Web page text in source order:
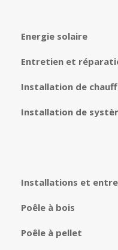
Energie solaire
Entretien et
Installation de
Installation de
Installations et
Poêle à bois
Poêle à pellet